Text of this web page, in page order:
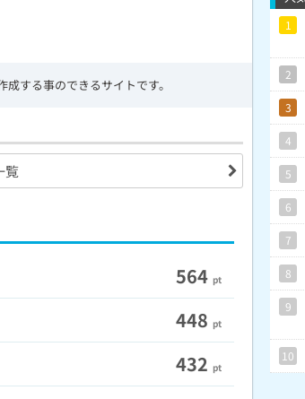
する事のできるサイトです。
覧
564 pt
448 pt
432 pt
1
2
3
4
5
6
7
8
9
10